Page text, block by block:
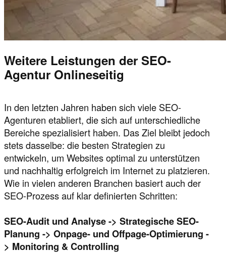
Weitere Leistungen der SEO-
Agentur Onlineseitig
In den letzten Jahren haben sich viele SEO-
Agenturen etabliert, die sich auf unterschiedliche
Bereiche spezialisiert haben. Das Ziel bleibt jedoch
stets dasselbe: die besten Strategien zu
entwickeln, um Websites optimal zu unterstützen
und nachhaltig erfolgreich im Internet zu platzieren.
Wie in vielen anderen Branchen basiert auch der
SEO-Prozess auf klar definierten Schritten:
SEO-Audit und Analyse -> Strategische SEO-
Planung -> Onpage- und Offpage-Optimierung -
> Monitoring & Controlling